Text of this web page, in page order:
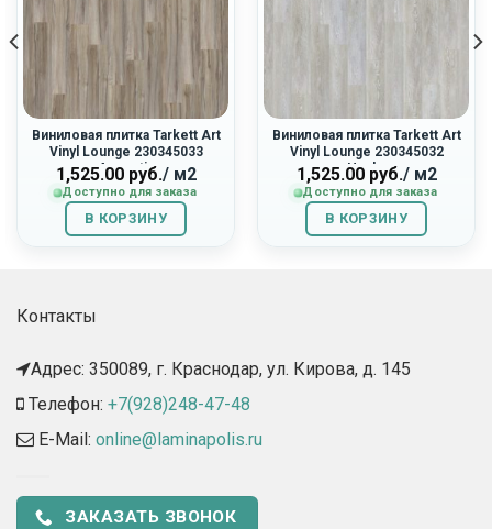
Виниловая плитка Tarkett Art
Vinyl Lounge 230345033
«Acoustic»
1,525.00руб./ м2
Доступно для заказа
В КОРЗИНУ
Виниловая плитка Tarkett Art
Vinyl Lounge 230345032
«Husky»
1,525.00руб./ м2
Доступно для заказа
В КОРЗИНУ
Контакты
Адрес: 350089, г. Краснодар, ул. Кирова, д. 145​
Телефон: +7(928)248-47-48
E-Mail: online@laminapolis.ru
ЗАКАЗАТЬ ЗВОНОК